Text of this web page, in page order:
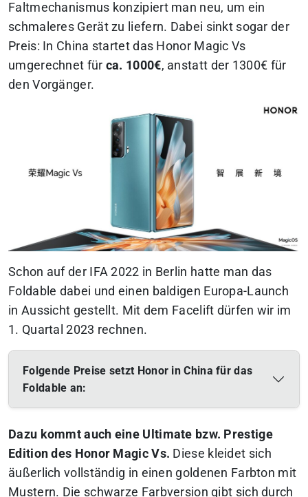
Faltmechanismus konzipiert man neu, um ein
schmaleres Gerät zu liefern. Dabei sinkt sogar der
Preis: In China startet das Honor Magic Vs
umgerechnet für ca. 1000€, anstatt der 1300€ für
den Vorgänger.
Schon auf der IFA 2022 in Berlin hatte man das
Foldable dabei und einen baldigen Europa-Launch
in Aussicht gestellt. Mit dem Facelift dürfen wir im
1. Quartal 2023 rechnen.
Folgende Preise setzt Honor in China für das
Foldable an:
Dazu kommt auch eine Ultimate bzw. Prestige
Edition des Honor Magic Vs. Diese kleidet sich
äußerlich vollständig in einen goldenen Farbton mit
Mustern. Die schwarze Farbversion gibt sich durch